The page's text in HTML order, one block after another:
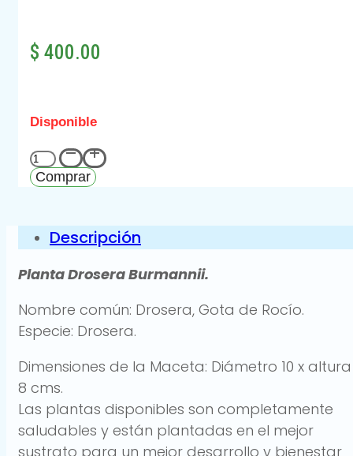
$ 400.00
Disponible
Planta
Drosera
Burmannii
Comprar
Descripción
Planta Drosera Burmannii.
Nombre común: Drosera, Gota de Rocío.
Especie: Drosera.
Dimensiones de la Maceta: Diámetro 10 x altura
8 cms.
Las plantas disponibles son completamente
saludables y están plantadas en el mejor
sustrato para un mejor desarrollo y bienestar